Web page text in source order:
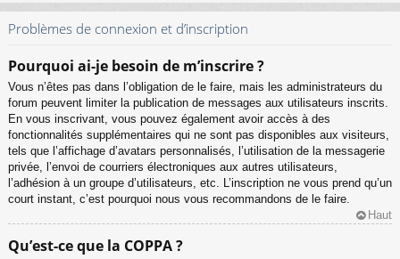
Problèmes de connexion et d’inscription
Pourquoi ai-je besoin de m’inscrire ?
Vous n’êtes pas dans l’obligation de le faire, mais les administrateurs du
forum peuvent limiter la publication de messages aux utilisateurs inscrits.
En vous inscrivant, vous pouvez également avoir accès à des
fonctionnalités supplémentaires qui ne sont pas disponibles aux visiteurs,
tels que l’affichage d’avatars personnalisés, l’utilisation de la messagerie
privée, l’envoi de courriers électroniques aux autres utilisateurs,
l’adhésion à un groupe d’utilisateurs, etc. L’inscription ne vous prend qu’un
court instant, c’est pourquoi nous vous recommandons de le faire.
Haut
Qu’est-ce que la COPPA ?